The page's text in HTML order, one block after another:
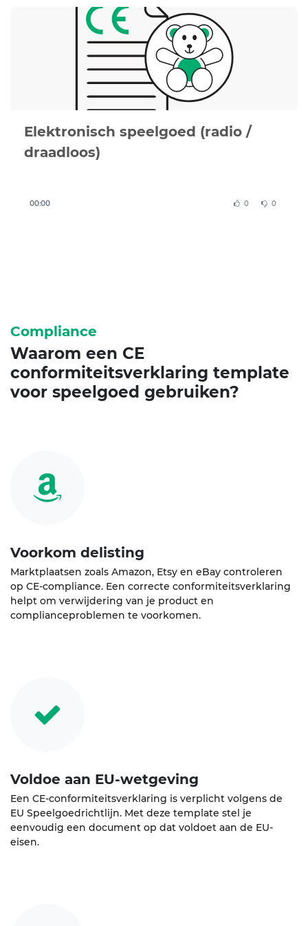
If you are unsure whether your document is correct
or complete, we can review your documentation or
create a compliant CE Declaration of Conformity for
you.
Elektronisch speelgoed (radio /
draadloos)
00:00 0 0
Compliance
Waarom een CE
conformiteitsverklaring template
voor speelgoed gebruiken?
Voorkom delisting
Marktplaatsen zoals Amazon, Etsy en eBay controleren
op CE-compliance. Een correcte conformiteitsverklaring
helpt om verwijdering van je product en
complianceproblemen te voorkomen.
Voldoe aan EU-wetgeving
Een CE-conformiteitsverklaring is verplicht volgens de
EU Speelgoedrichtlijn. Met deze template stel je
eenvoudig een document op dat voldoet aan de EU-
eisen.